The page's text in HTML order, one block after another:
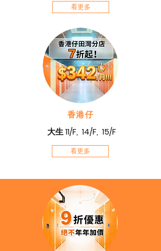
看更多
香港仔
大生 11/F 分店
看更多
​大生 11/F, 14/F, 15/F